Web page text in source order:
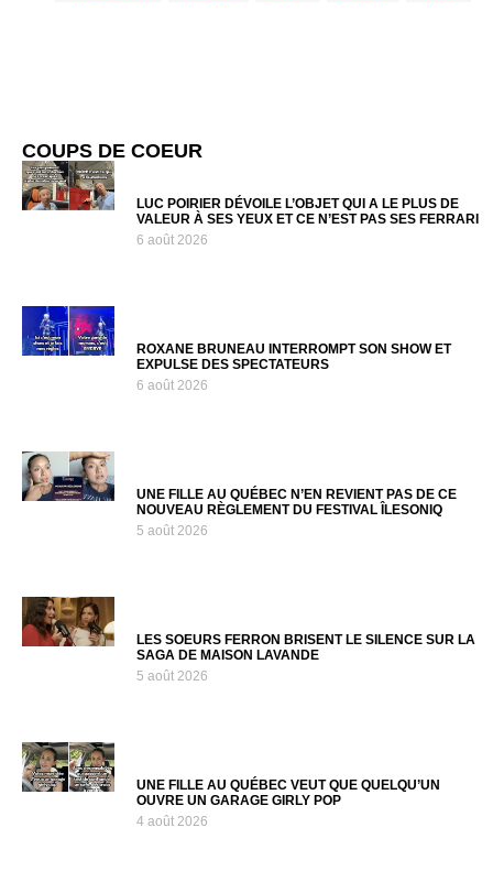
COUPS DE COEUR
LUC POIRIER DÉVOILE L’OBJET QUI A LE PLUS DE
VALEUR À SES YEUX ET CE N’EST PAS SES FERRARI
6 août 2026
ROXANE BRUNEAU INTERROMPT SON SHOW ET
EXPULSE DES SPECTATEURS
6 août 2026
UNE FILLE AU QUÉBEC N’EN REVIENT PAS DE CE
NOUVEAU RÈGLEMENT DU FESTIVAL ÎLESONIQ
5 août 2026
LES SOEURS FERRON BRISENT LE SILENCE SUR LA
SAGA DE MAISON LAVANDE
5 août 2026
UNE FILLE AU QUÉBEC VEUT QUE QUELQU’UN
OUVRE UN GARAGE GIRLY POP
4 août 2026